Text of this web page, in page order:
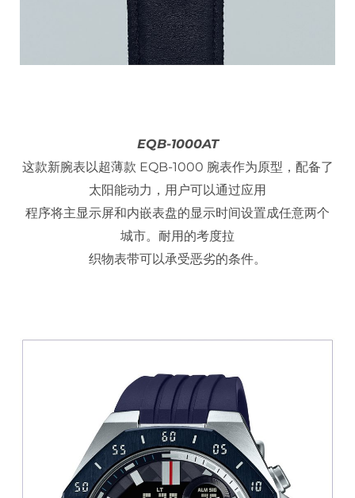
EQB-1000AT
这款新腕表以超薄款 EQB-1000 腕表作为原型，配备了
太阳能动力，用户可以通过应用
程序将主显示屏和内嵌表盘的显示时间设置成任意两个
城市。耐用的考度拉
织物表带可以承受恶劣的条件。